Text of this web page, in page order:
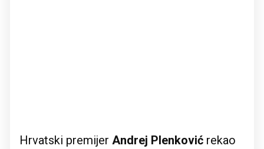
Hrvatski premijer Andrej Plenković rekao